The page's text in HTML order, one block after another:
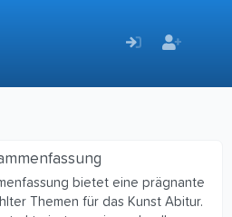
bietet eine prägnante
Themen für das Kunst Abitur.